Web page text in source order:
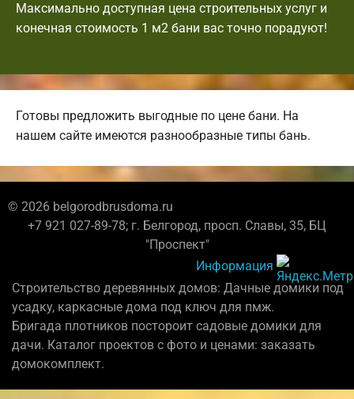
Максимально доступная цена строительных услуг и
конечная стоимость 1 м2 бани вас точно порадуют!
Готовы предложить выгодные по цене бани. На
нашем сайте имеются разнообразные типы бань.
© 2026 belgorodbrusdoma.ru
+7 921 027-89-78; г. Белгород, просп. Славы, 35, БЦ
"Проспект"
Информация
Строительство деревянных домов: Дачные домики под
усадку, каркасные дома под ключ для пмж.
Бригада плотников постороит садовые домики для
дачи. Каталог проектов с фото и ценами: заказать
домокомплект.